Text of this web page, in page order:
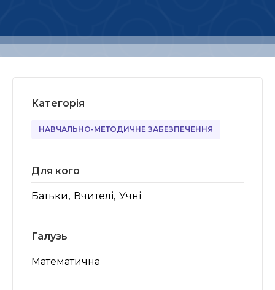
Категорія
НАВЧАЛЬНО-МЕТОДИЧНЕ ЗАБЕЗПЕЧЕННЯ
Для кого
Батьки, Вчителі, Учні
Галузь
Математична